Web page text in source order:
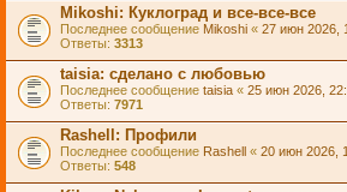
Mikoshi: Куклоград и все-все-все
Последнее сообщение Mikoshi « 27 июн 2026,
Ответы: 3313
taisia: сделано с любовью
Последнее сообщение taisia « 25 июн 2026,
Ответы: 7971
Rashell: Профили
Последнее сообщение Rashell « 20 июн 2026,
Ответы: 548